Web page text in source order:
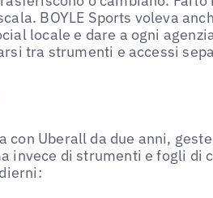
BOYLE Sports voleva
locale e dare a ogni
tra strumenti e accessi
con Uberall da due anni,
invece di strumenti e fogli di